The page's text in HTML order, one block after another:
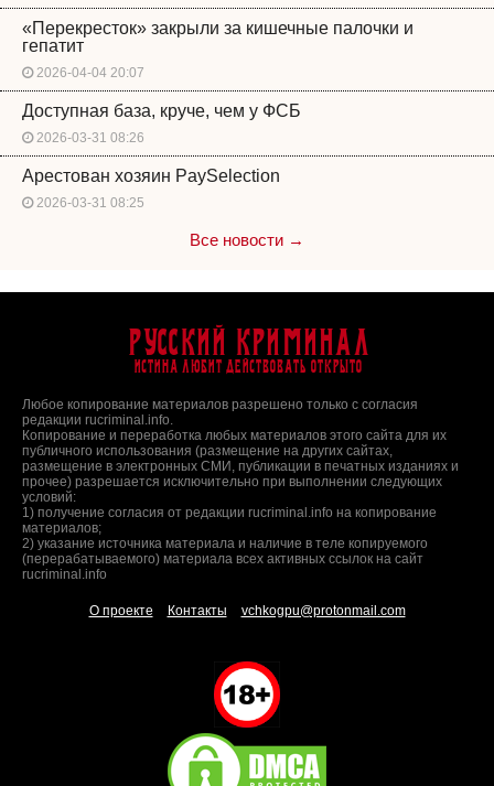
«Перекресток» закрыли за кишечные палочки и
гепатит
2026-04-04 20:07
Доступная база, круче, чем у ФСБ
2026-03-31 08:26
Арестован хозяин PaySelection
2026-03-31 08:25
Все новости →
Русский Криминал
Истина любит действовать открыто
Любое копирование материалов разрешено только с согласия
редакции rucriminal.info.
Копирование и переработка любых материалов этого сайта для их
публичного использования (размещение на других сайтах,
размещение в электронных СМИ, публикации в печатных изданиях и
прочее) разрешается исключительно при выполнении следующих
условий:
1) получение согласия от редакции rucriminal.info на копирование
материалов;
2) указание источника материала и наличие в теле копируемого
(перерабатываемого) материала всех активных ссылок на сайт
rucriminal.info
О проекте Контакты vchkogpu@protonmail.com